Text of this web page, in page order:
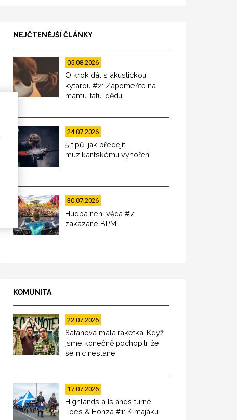
NEJČTENĚJŠÍ ČLÁNKY
05.08.2026
O krok dál s akustickou
kytarou #2: Zapomeňte na
mámu-tátu-dědu
24.07.2026
5 tipů, jak předejít
muzikantskému vyhoření
30.07.2026
Hudba není věda #7:
zakázané BPM
KOMUNITA
22.07.2026
Satanova malá raketka: Když
jsme konečně pochopili, že
se nic nestane
17.07.2026
Highlands a Islands turné
Loes & Honza #1: K majáku